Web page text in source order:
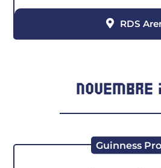
RDS
Guinness